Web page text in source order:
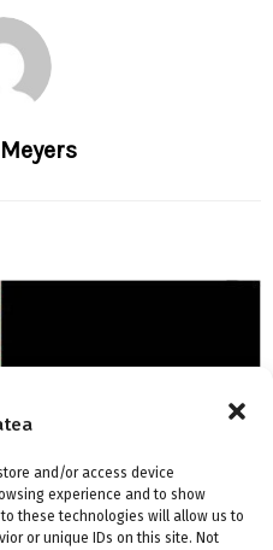
and/or access device
experience and to show
these technologies will allow us to
or unique IDs on this site. Not